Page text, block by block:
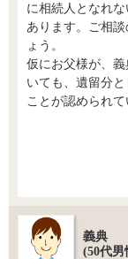
に相続人となれ
あります。ご相
ょう。
仮にお父様が、
いても、遺留分
ことが認められて
義典
(50代男